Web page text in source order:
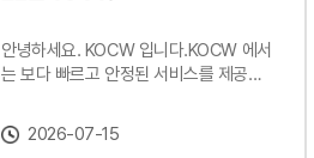
안녕하세요. KOCW 입니다.KOCW 에서
는 보다 빠르고 안정된 서비스를 제공하
합니다.※ 서비스 점검 작업 일시 : 7월 21
일(화) 19:00 ~ 7월 22일(수) 08:00이
2026-07-15